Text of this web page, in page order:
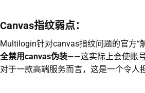
Canvas指纹弱点：
Multilogin针对canvas指纹问题的官方“
全禁用canvas伪装——这实际上会使账
对于一款高端服务而言，这是一个令人